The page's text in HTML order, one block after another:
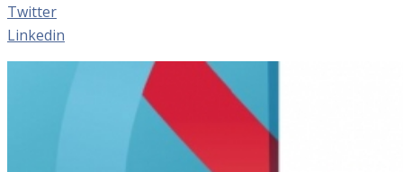
Twitter
Linkedin